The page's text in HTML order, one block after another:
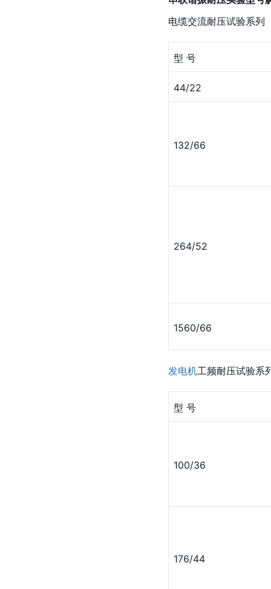
电缆交流耐压试验系列
型 号
44/22
132/66
264/52
1560/66
发电机工频耐压试验系
型 号
100/36
176/44